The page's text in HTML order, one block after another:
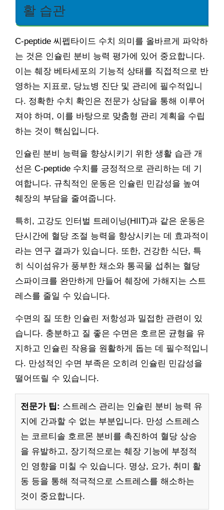
활 습관
C-peptide 씨펩타이드 수치 의미를 올바르게 파악하
는 것은 인슐린 분비 능력 평가에 있어 중요합니다.
이는 췌장 베타세포의 기능적 상태를 직접적으로 반
영하는 지표로, 당뇨병 진단 및 관리에 필수적입니
다. 정확한 수치 확인은 전문가 상담을 통해 이루어
져야 하며, 이를 바탕으로 맞춤형 관리 계획을 수립
하는 것이 핵심입니다.
인슐린 분비 능력을 향상시키기 위한 생활 습관 개
선은 C-peptide 수치를 긍정적으로 관리하는 데 기
여합니다. 규칙적인 운동은 인슐린 민감성을 높여
췌장의 부담을 줄여줍니다.
특히, 고강도 인터벌 트레이닝(HIIT)과 같은 운동은
단시간에 혈당 조절 능력을 향상시키는 데 효과적이
라는 연구 결과가 있습니다. 또한, 건강한 식단, 특
히 식이섬유가 풍부한 채소와 통곡물 섭취는 혈당
스파이크를 완만하게 만들어 췌장에 가해지는 스트
레스를 줄일 수 있습니다.
수면의 질 또한 인슐린 저항성과 밀접한 관련이 있
습니다. 충분하고 질 좋은 수면은 호르몬 균형을 유
지하고 인슐린 작용을 원활하게 돕는 데 필수적입니
다. 만성적인 수면 부족은 오히려 인슐린 민감성을
떨어뜨릴 수 있습니다.
전문가 팁: 스트레스 관리는 인슐린 분비 능력 유
지에 간과할 수 없는 부분입니다. 만성 스트레스
는 코르티솔 호르몬 분비를 촉진하여 혈당 상승
을 유발하고, 장기적으로는 췌장 기능에 부정적
인 영향을 미칠 수 있습니다. 명상, 요가, 취미 활
동 등을 통해 적극적으로 스트레스를 해소하는
것이 중요합니다.